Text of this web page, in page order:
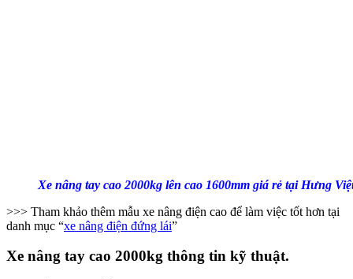
Xe nâng tay cao 2000kg lên cao 1600mm giá rẻ tại Hưng
>>> Tham khảo thêm mẫu xe nâng điện cao để làm việc tốt hơn tại
danh mục “xe nâng điện đứng lái”
Xe nâng tay cao 2000kg thông tin kỹ thuật.